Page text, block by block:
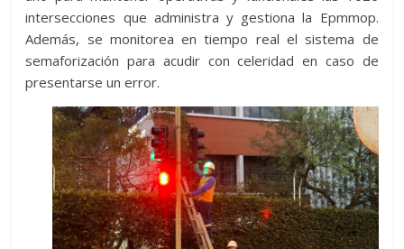
intersecciones que administra y gestiona la Epmmop.
Además, se monitorea en tiempo real el sistema de
semaforización para acudir con celeridad en caso de
presentarse un error.